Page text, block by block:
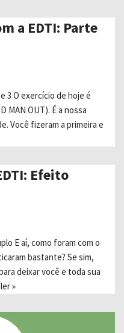
a EDTI: Parte
3 O exercício de hoje é
MAN OUT). É a nossa
Você fizeram a primeira e
Efeito
E aí, como foram com o
bastante? Se sim,
deixar você e toda sua
»